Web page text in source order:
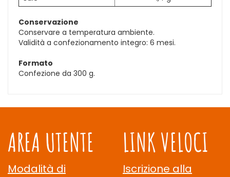
Conservazione
Conservare a temperatura ambiente.
Validità a confezionamento integro: 6 mesi.
Formato
Confezione da 300 g.
AREA UTENTE
Modalità di
LINK VELOCI
Iscrizione alla